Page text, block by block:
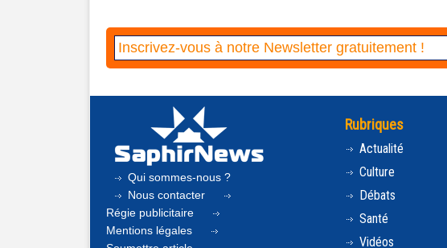
Qui sommes-nous ?
Nous contacter
Régie publicitaire
Mentions légales
Rubriques
Actualité
Culture
Débats
Santé
Vidéos